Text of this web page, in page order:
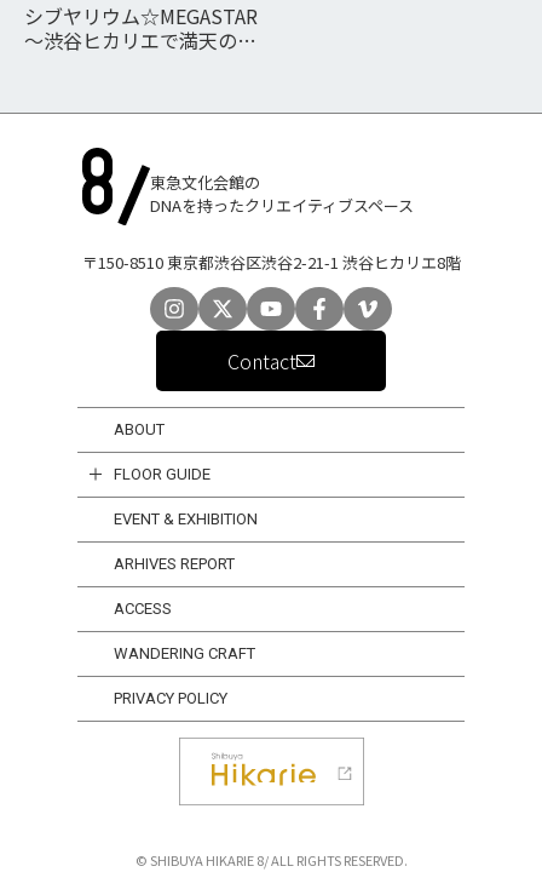
シブヤリウム☆MEGASTAR
～渋谷ヒカリエで満天の星
東急文化会館の
DNAを持ったクリエイティブスペース
〒150-8510 東京都渋谷区渋谷2-21-1 渋谷ヒカリエ8階
Contact
ABOUT
FLOOR GUIDE
EVENT & EXHIBITION
ARHIVES REPORT
ACCESS
WANDERING CRAFT
PRIVACY POLICY
© SHIBUYA HIKARIE 8/ ALL RIGHTS RESERVED.